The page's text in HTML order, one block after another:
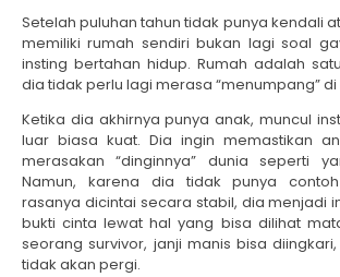
Setelah puluhan tahun tidak punya kendali
memiliki rumah sendiri bukan lagi soal
insting bertahan hidup. Rumah adalah
dia tidak perlu lagi merasa “menumpang”
Ketika dia akhirnya punya anak, muncul
luar biasa kuat. Dia ingin memastikan
merasakan “dinginnya” dunia seperti
Namun, karena dia tidak punya
rasanya dicintai secara stabil, dia menjadi
bukti cinta lewat hal yang bisa dilihat
seorang survivor, janji manis bisa
tidak akan pergi.